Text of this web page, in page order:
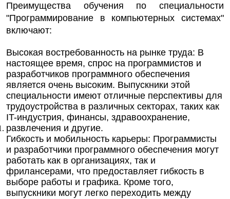
Преимущества обучения по специальности
"Программирование в компьютерных системах"
включают:
Высокая востребованность на рынке труда: В
настоящее время, спрос на программистов и
разработчиков программного обеспечения
является очень высоким. Выпускники этой
специальности имеют отличные перспективы для
трудоустройства в различных секторах, таких как
IT-индустрия, финансы, здравоохранение,
развлечения и другие.
Гибкость и мобильность карьеры: Программисты
и разработчики программного обеспечения могут
работать как в организациях, так и
фрилансерами, что предоставляет гибкость в
выборе работы и графика. Кроме того,
выпускники могут легко переходить между